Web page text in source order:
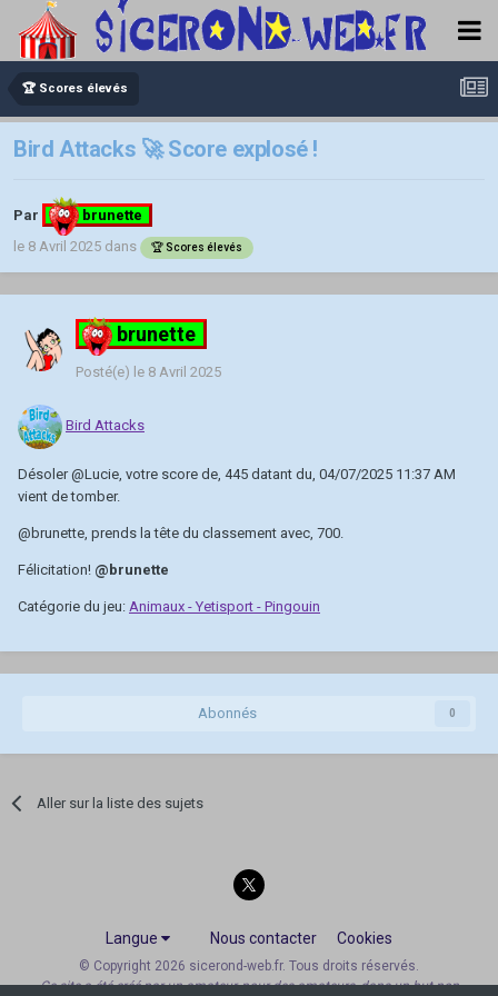
🏆 Scores élevés
Bird Attacks 🚀 Score explosé !
Par
brunette
le 8 Avril 2025 dans 🏆 Scores élevés
brunette
Posté(e) le 8 Avril 2025
Bird Attacks
Désoler@Lucie , votre score de, 445 datant du, 04/07/2025 11:37 AM
vient de tomber.
@brunette , prends la tête du classement avec, 700.
Félicitation! @brunette
Catégorie du jeu: Animaux - Yetisport - Pingouin
Abonnés 0
Aller sur la liste des sujets
Langue Nous contacter Cookies
© Copyright 2026 sicerond-web.fr. Tous droits réservés.
Ce site a été créé par un amateur, pour des amateurs, dans un but non